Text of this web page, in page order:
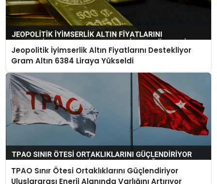
Jeopolitik İyimserlik Altın Fiyatlarını Destekliyor
Gram Altın 6384 Liraya Yükseldi
TPAO Sınır Ötesi Ortaklıklarını Güçlendiriyor
Uluslararası Enerji Alanında Varlığını Artırıyor